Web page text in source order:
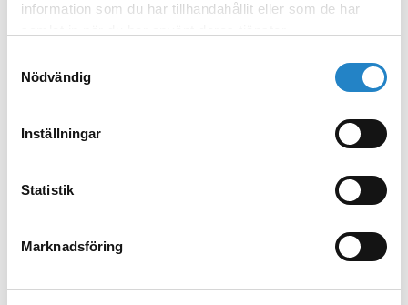
information som du har tillhandahållit eller som de har
Nödvändig
Inställningar
Statistik
Marknadsföring